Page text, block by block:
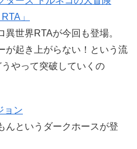
」
世界RTAが今回も登場。
が起き上がらない！という流
やって突破していくの
ョン
んというダークホースが登